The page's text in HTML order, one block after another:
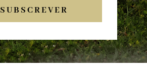
SUBSCREVER